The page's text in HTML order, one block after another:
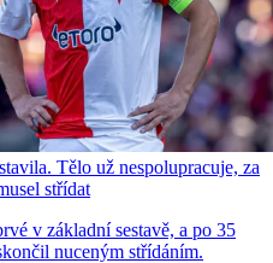
Tělo už nespolupracuje, za
střídat
v základní sestavě, a po 35
nuceným střídáním.